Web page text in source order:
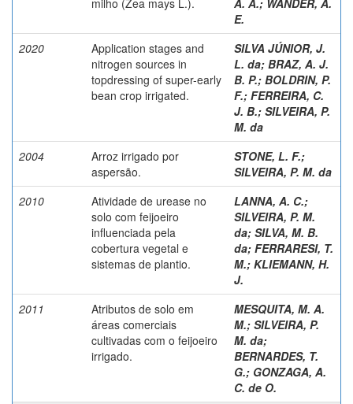
E.
2020
Application stages and
nitrogen sources in
topdressing of super-early
bean crop irrigated.
SILVA JÚNIOR, J.
L. da; BRAZ, A. J.
B. P.; BOLDRIN, P.
F.; FERREIRA, C.
J. B.; SILVEIRA, P.
M. da
2004
Arroz irrigado por
aspersão.
STONE, L. F.;
SILVEIRA, P. M. da
2010
Atividade de urease no
solo com feijoeiro
influenciada pela
cobertura vegetal e
sistemas de plantio.
LANNA, A. C.;
SILVEIRA, P. M.
da; SILVA, M. B.
da; FERRARESI, T.
M.; KLIEMANN, H.
J.
2011
Atributos de solo em
áreas comerciais
cultivadas com o feijoeiro
irrigado.
MESQUITA, M. A.
M.; SILVEIRA, P.
M. da;
BERNARDES, T.
G.; GONZAGA, A.
C. de O.